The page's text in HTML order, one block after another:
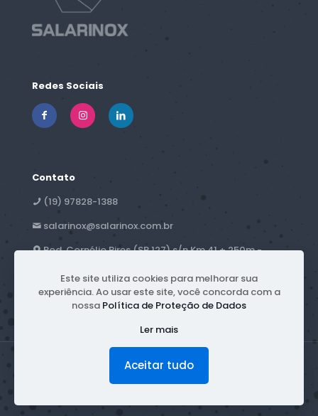
Redes Sociais
Contato
(19) 97828-1388
salarinox@salarinox.com.br
Rod. Cornélio Pires (SP 127) s/n Km 41 + 250m -
© 2026 Salarinox | Todos os direitos reservados
Este site utiliza cookies para melhorar sua
experiência. Ao usar este site, você concorda com a
nossa Política de Proteção de Dados
Ler mais
Aceitar tudo